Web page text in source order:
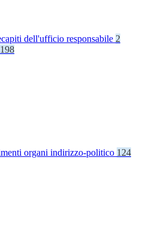
dell'ufficio responsabile 2
198
organi indirizzo-politico 124